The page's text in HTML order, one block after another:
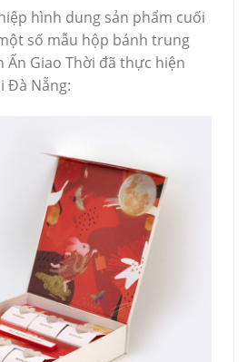
hình dung sản phẩm cuối
số mẫu hộp bánh trung
Ấn Giao Thời đã thực hiện
Đà Nẵng: